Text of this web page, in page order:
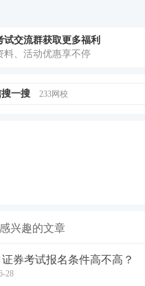
试交流群获取更多福利
料、活动优惠享不停
一搜 233网校
兴趣的文章
券考试报名条件高不高？
28